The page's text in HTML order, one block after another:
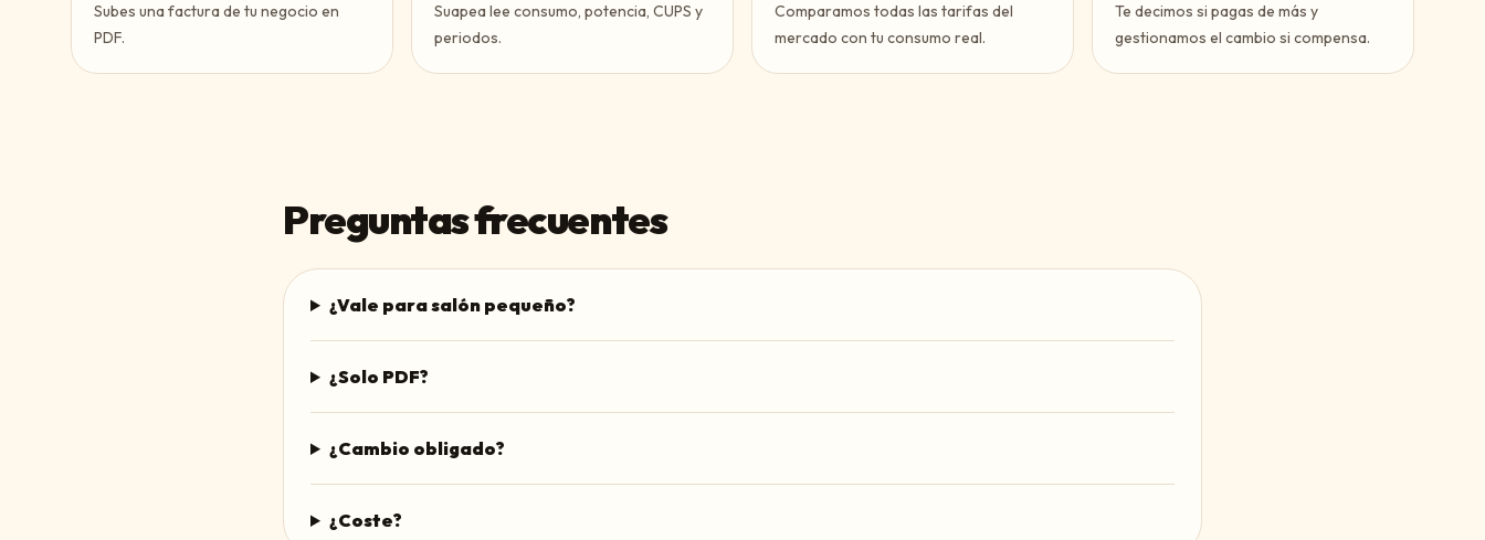
Subes una factura de tu negocio en
PDF.
Suapea lee consumo, potencia, CUPS y
periodos.
Comparamos todas las tarifas del
mercado con tu consumo real.
Te decimos si pagas de más y
gestionamos el cambio si compensa.
Preguntas frecuentes
¿Vale para salón pequeño?
¿Solo PDF?
¿Cambio obligado?
¿Coste?